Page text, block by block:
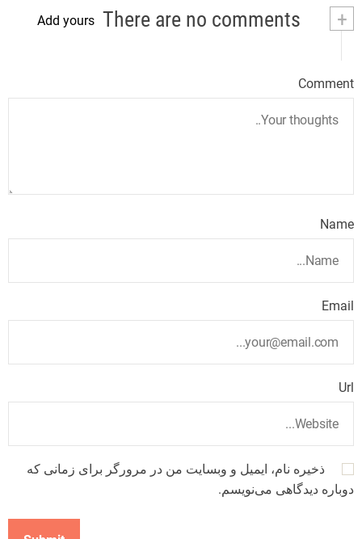
+
Add yours
Comment
Name
Email
Url
ذخیره نام، ایمیل و وبسایت من در مرورگر برای زمانی که
دوباره دیدگاهی می‌نویسم.